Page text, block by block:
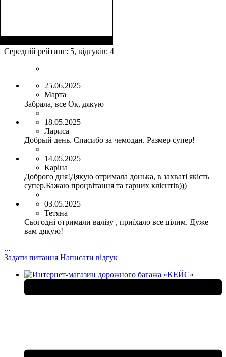
75х50х30+5
Середній рейтинг: 5, відгуків: 4
25.06.2025
Марта
Забрала, все Ок, дякую
18.05.2025
Лариса
Добрый день. Спасибо за чемодан. Размер супер!
14.05.2025
Каріна
Доброго дня!Дякую отримала донька, в захваті якість
супер.Бажаю процвітання та гарних клієнтів)))
03.05.2025
Тетяна
Сьогодні отримали валізу , приїхало все цілим. Дуже
вам дякую!
...
Задати питання Написати відгук